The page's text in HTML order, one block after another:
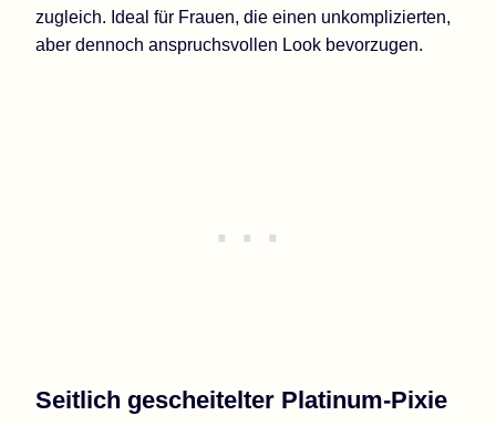
zugleich. Ideal für Frauen, die einen unkomplizierten,
aber dennoch anspruchsvollen Look bevorzugen.
Seitlich gescheitelter Platinum-Pixie